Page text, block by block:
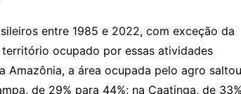
entre 1985 e 2022, com exceção da
ocupado por essas atividades
Amazônia, a área ocupada pelo agro
de 29% para 44%; na Caatinga, de 33%